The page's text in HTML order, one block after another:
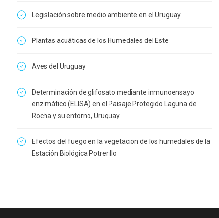
Legislación sobre medio ambiente en el Uruguay
Plantas acuáticas de los Humedales del Este
Aves del Uruguay
Determinación de glifosato mediante inmunoensayo
enzimático (ELISA) en el Paisaje Protegido Laguna de
Rocha y su entorno, Uruguay.
Efectos del fuego en la vegetación de los humedales de la
Estación Biológica Potrerillo